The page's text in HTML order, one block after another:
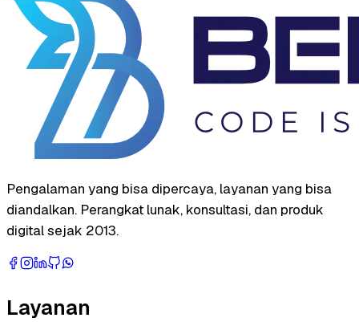
Pengalaman yang bisa dipercaya, layanan yang bisa
diandalkan. Perangkat lunak, konsultasi, dan produk
digital sejak 2013.
Layanan